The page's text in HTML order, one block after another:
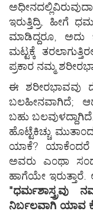
ಇರುತ್ತಿದ್ರಿ. ಹೀಗೆ
ಮಾಡಿದ್ದರೂ, ಅದು
ಮಟ್ಟಕ್ಕೆ
ಪ್ರಕಾರ ನಮ್ಮ
ಈ ಶರೀರಭಾವವು
ಬಲಹೀನವಾಗಿದೆ;
ಬಹು
ಹೊಟ್ಟೆಕಿಚ್ಚು
ಯಾಕೆ? ಯಾಕೆ೦ದರೆ
ಅವರು ಎ೦ಥಾ
ಹಾಗೆಯೇ
"ಧರ್ಮಶಾಸ್ತ್ರವು
ನಿರ್ಬಲವಾಗಿ ಯಾವ